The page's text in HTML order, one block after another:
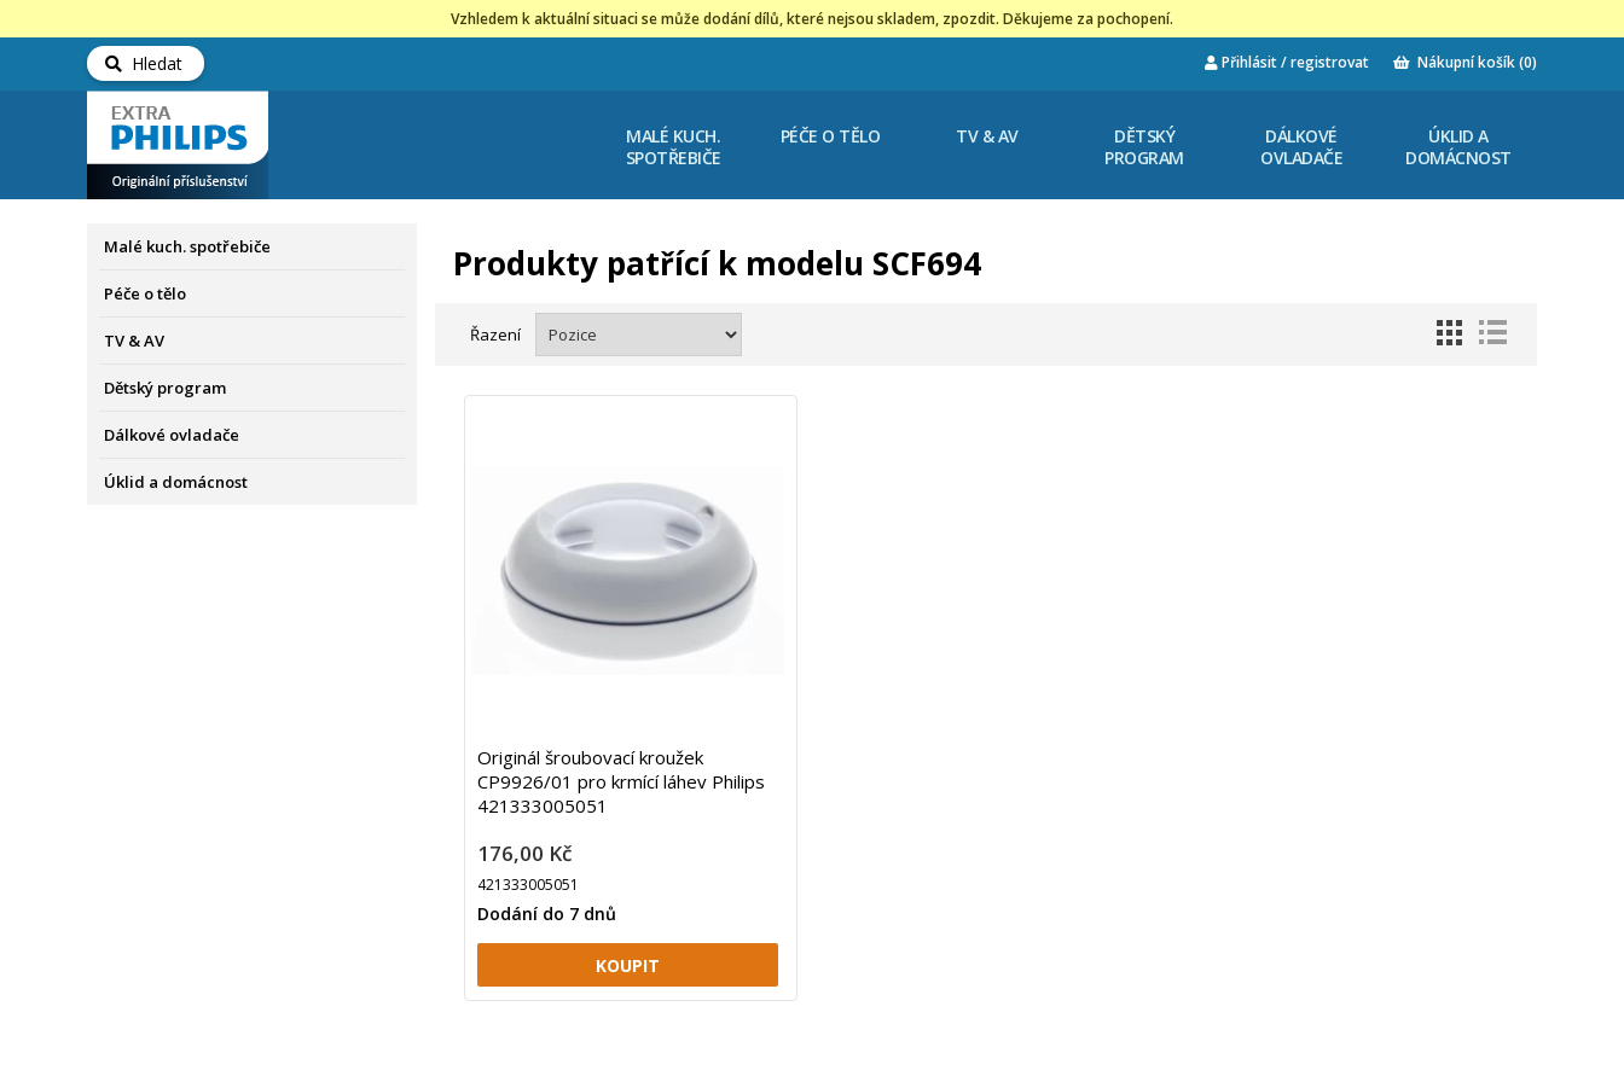
Vzhledem k aktuální situaci se může dodání dílů, které nejsou skladem, zpozdit. Děkujeme za pochopení.
Hledat Přihlásit / registrovat Nákupní košík(0)
MALÉ KUCH.
SPOTŘEBIČE
PÉČE O TĚLO TV & AV
DĚTSKÝ
PROGRAM
DÁLKOVÉ
OVLADAČE
ÚKLID A
DOMÁCNOST
Malé kuch. spotřebiče
Péče o tělo
TV & AV
Dětský program
Dálkové ovladače
Úklid a domácnost
Produkty patřící k modelu SCF694
Řazení
Originál šroubovací kroužek
CP9926/01 pro krmící láhev Philips
421333005051
176,00 Kč
421333005051
Dodání do 7 dnů